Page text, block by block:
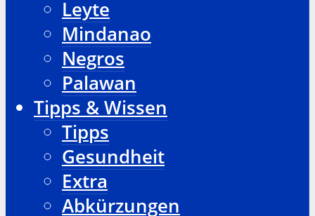
Leyte
Mindanao
Negros
Palawan
Tipps & Wissen
Tipps
Gesundheit
Extra
Abkürzungen